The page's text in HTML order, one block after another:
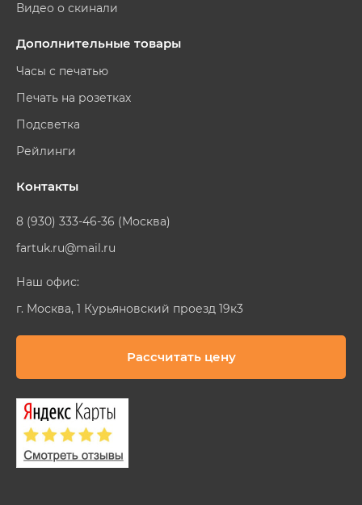
Видео о скинали
Дополнительные товары
Часы с печатью
Печать на розетках
Подсветка
Рейлинги
Контакты
8 (930) 333-46-36 (Москва)
fartuk.ru@mail.ru
Наш офис:
г. Москва, 1 Курьяновский проезд 19к3
Рассчитать цену